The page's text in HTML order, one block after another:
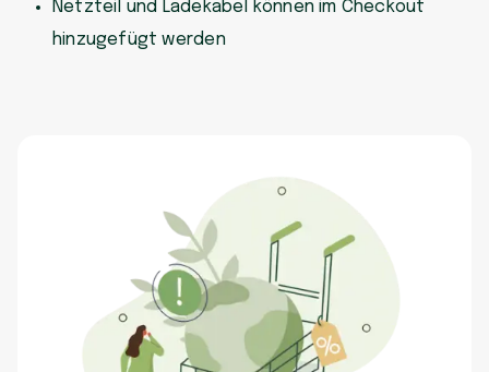
Netzteil und Ladekabel können im Checkout
hinzugefügt werden